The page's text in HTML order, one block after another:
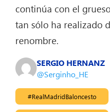
continúa con el
tan sólo ha realizado
renombre.
SERGIO HERNANZ
@Serginho_HE
#RealMadridBaloncesto